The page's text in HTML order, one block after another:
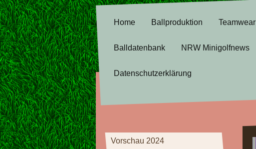
Home Ballproduktion Teamwear
Balldatenbank NRW Minigolfnews
Datenschutzerklärung
Vorschau 2024